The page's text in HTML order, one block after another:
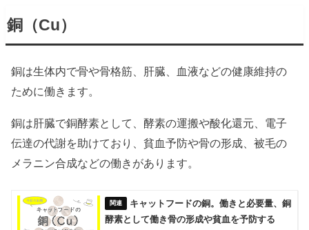
銅（Cu）
銅は生体内で骨や骨格筋、肝臓、血液などの健康維持の
ために働きます。
銅は肝臓で銅酵素として、酵素の運搬や酸化還元、電子
伝達の代謝を助けており、貧血予防や骨の形成、被毛の
メラニン合成などの働きがあります。
キャットフードの銅。働きと必要量、銅
酵素として働き骨の形成や貧血を予防する